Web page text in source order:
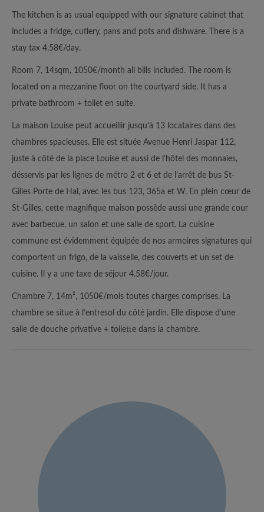
The kitchen is as usual equipped with our signature cabinet that
includes a fridge, cutlery, pans and pots and dishware. There is a
stay tax 4.58€/day.
Room 7, 14sqm, 1050€/month all bills included. The room is
located on a mezzanine floor on the courtyard side. It has a
private bathroom + toilet en suite.
La maison Louise peut accueillir jusqu’à 13 locataires dans des
chambres spacieuses. Elle est située Avenue Henri Jaspar 112,
juste à côté de la place Louise et aussi de l’hôtel des monnaies,
désservis par les lignes de métro 2 et 6 et de l’arrêt de bus St-
Gilles Porte de Hal, avec les bus 123, 365a et W. En plein cœur de
St-Gilles, cette magnifique maison possède aussi une grande cour
avec barbecue, un salon et une salle de sport. La cuisine
commune est évidemment équipée de nos armoires signatures qui
comportent un frigo, de la vaisselle, des couverts et un set de
cuisine. Il y a une taxe de séjour 4.58€/jour.
Chambre 7, 14m², 1050€/mois toutes charges comprises. La
chambre se situe à l’entresol du côté jardin. Elle dispose d’une
salle de douche privative + toilette dans la chambre.